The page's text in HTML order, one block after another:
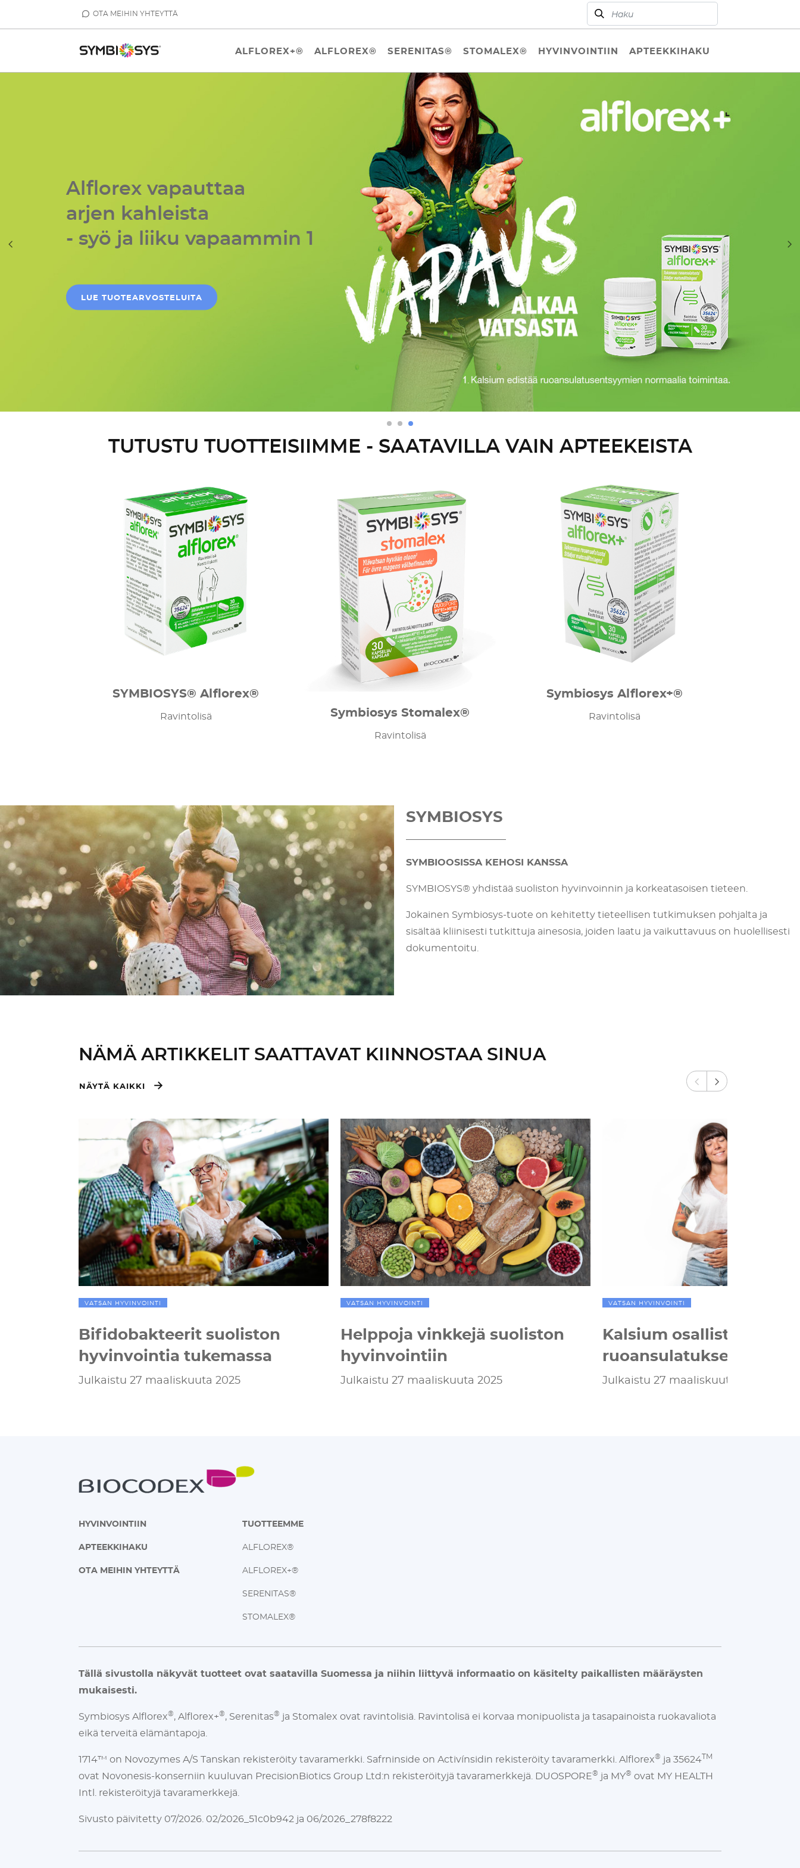
OTA MEIHIN YHTEYTTÄ
SYMBIOSYS®
-
ALFLOREX+® ALFLOREX® SERENITAS® STOMALEX® HYVINVOINTIIN APTEEKKIHAKU
Alflorex vapauttaa
arjen kahleista
- syö ja liiku vapaammin 1
LUE TUOTEARVOSTELUITA
TUTUSTU TUOTTEISIIMME - SAATAVILLA VAIN APTEEKEISTA
SYMBIOSYS® Alflorex®
Ravintolisä Symbiosys Stomalex®
Ravintolisä
Symbiosys Alflorex+®
Ravintolisä
SYMBIOSYS
SYMBIOOSISSA KEHOSI KANSSA
SYMBIOSYS® yhdistää suoliston hyvinvoinnin ja korkeatasoisen tieteen.
Jokainen Symbiosys-tuote on kehitetty tieteellisen tutkimuksen pohjalta ja
sisältää kliinisesti tutkittuja ainesosia, joiden laatu ja vaikuttavuus on huolellisesti
dokumentoitu.
NÄMÄ ARTIKKELIT SAATTAVAT KIINNOSTAA SINUA
NÄYTÄ KAIKKI
VATSAN HYVINVOINTI
Bifidobakteerit suoliston
hyvinvointia tukemassa
Julkaistu 27 maaliskuuta 2025
VATSAN HYVINVOINTI
Helppoja vinkkejä suoliston
hyvinvointiin
Julkaistu 27 maaliskuuta 2025
VATSAN HYVINVOINTI
Kalsium osallistuu
ruoansulatukseen
Julkaistu 27 maaliskuuta 2025
HYVINVOINTIIN
APTEEKKIHAKU
OTA MEIHIN YHTEYTTÄ
TUOTTEEMME
ALFLOREX®
ALFLOREX+®
SERENITAS®
STOMALEX®
Tällä sivustolla näkyvät tuotteet ovat saatavilla Suomessa ja niihin liittyvä informaatio on käsitelty paikallisten määräysten
mukaisesti.
Symbiosys Alflorex®, Alflorex+®, Serenitas® ja Stomalex ovat ravintolisiä. Ravintolisä ei korvaa monipuolista ja tasapainoista ruokavaliota
eikä terveitä elämäntapoja.
1714™ on Novozymes A/S Tanskan rekisteröity tavaramerkki. Safrninside on Activínsidin rekisteröity tavaramerkki. Alflorex® ja 35624TM
ovat Novonesis-konserniin kuuluvan PrecisionBiotics Group Ltd:n rekisteröityjä tavaramerkkejä. DUOSPORE® ja MY® ovat MY HEALTH
Intl. rekisteröityjä tavaramerkkejä.
Sivusto päivitetty 07/2026. 02/2026_51c0b942 ja 06/2026_278f8222